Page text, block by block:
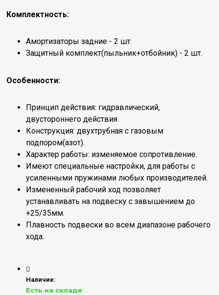
Комплектность:
Амортизаторы задние - 2 шт.
Защитный комплект(пыльник+отбойник) - 2 шт.
Особенности:
Принцип действия: гидравлический,
двустороннего действия
Конструкция: двухтрубная с газовым
подпором(азот).
Характер работы: изменяемое сопротивление.
Имеют специальные настройки, для работы с
усиленными пружинами любых производителей.
Измененный рабочий ход позволяет
устанавливать на подвеску с завышением до
+25/35мм.
Плавность подвески во всем диапазоне рабочего
хода.
Наличие:
Есть на складе